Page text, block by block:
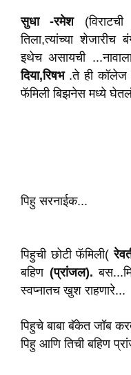
सुधा-रमेश
तिला,त्यांच्या शेजारीच
इथेच असायची
दिया,रिषभ.ते ही कॉलेज
फॅमिली बिझनेस मध्ये
पिहु सरनाईक...
पिहुची छोटी फॅमिली(
बहिण(प्रांजल).
स्वप्नातच खुश राहणारे...
पिहुचे बाबा बॅकेत जॉब
पिहु आणि तिची बहिण